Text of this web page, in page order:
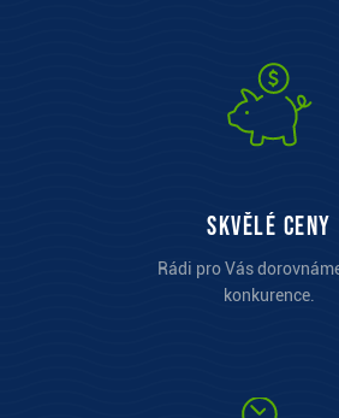
Skvělé ceny
Rádi pro Vás
konkurence.